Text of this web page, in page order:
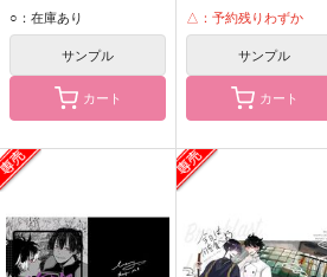
鳴海弦
保科宗四郎
○：在庫あり
サンプル
カート
鳴海弦
保科宗四郎
△：予約残りわずか
サンプル
カート